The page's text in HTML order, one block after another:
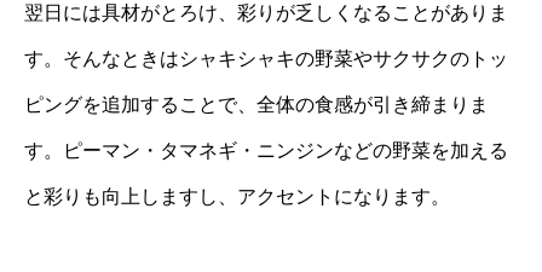
翌日には具材がとろけ、彩りが乏しくなることがありま
す。そんなときはシャキシャキの野菜やサクサクのトッ
ピングを追加することで、全体の食感が引き締まりま
す。ピーマン・タマネギ・ニンジンなどの野菜を加える
と彩りも向上しますし、アクセントになります。